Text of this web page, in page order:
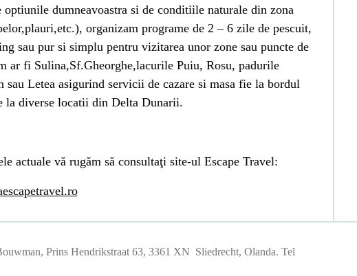
optiunile dumneavoastra si de conditiile naturale din zona
organizam programe de 2 – 6 zile de pescuit,
sau pur si simplu pentru vizitarea unor zone sau puncte de
ar fi Sulina,Sf.Gheorghe,lacurile Puiu, Rosu, padurile
sau Letea asigurind servicii de cazare si masa fie la bordul
la diverse locatii din Delta Dunarii.
actuale vă rugăm să consultaţi site-ul Escape Travel:
Prins Hendrikstraat 63, 3361 XN Sliedrecht, Olanda. Tel